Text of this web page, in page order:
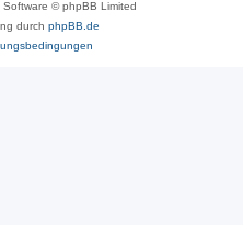
Software © phpBB Limited
durch phpBB.de